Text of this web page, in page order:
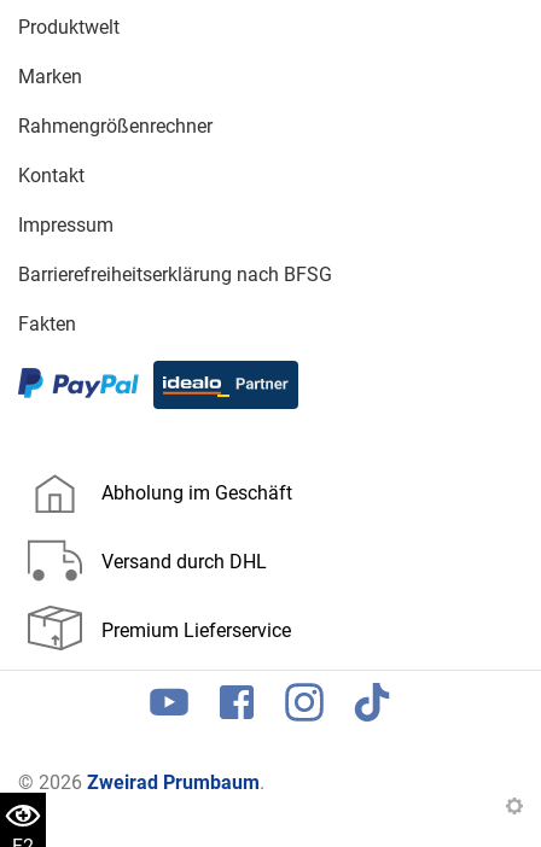
Produktwelt
Marken
Rahmengrößenrechner
Kontakt
Impressum
Barrierefreiheitserklärung nach BFSG
Fakten
Abholung im Geschäft
Versand durch DHL
Premium Lieferservice
© 2026 Zweirad Prumbaum.